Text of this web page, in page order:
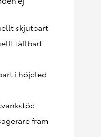
skjutbart
fällbart
i höjdled
fram